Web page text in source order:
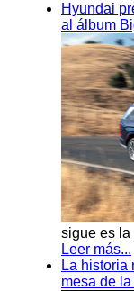
Hyundai
al álbum
sigue es la
Leer más...
La historia
mesa de